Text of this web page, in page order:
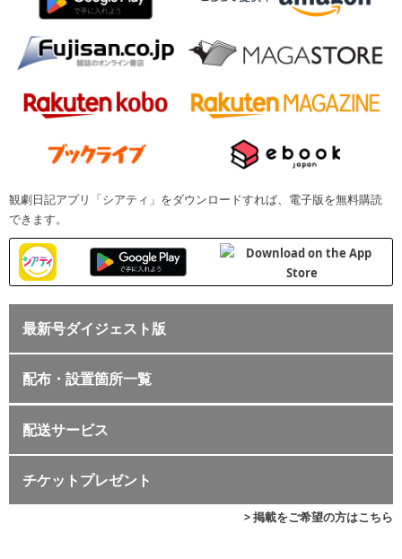
観劇日記アプリ「シアティ」をダウンロードすれば、電子版を無料購読
できます。
最新号ダイジェスト版
配布・設置箇所一覧
配送サービス
チケットプレゼント
> 掲載をご希望の方はこちら